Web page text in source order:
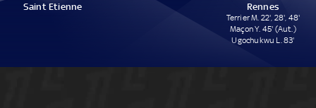
Saint Etienne Rennes
Terrier M. 22', 28', 48'
Maçon Y. 45' (Aut.)
Ugochukwu L. 83'